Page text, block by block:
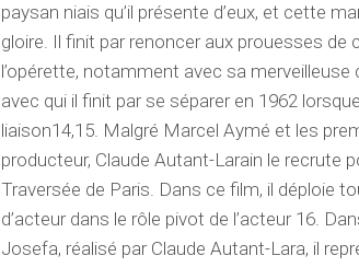
paysan niais qu’il présente d’eux, et cette
gloire. Il finit par renoncer aux prouesses de
l’opérette, notamment avec sa
avec qui il finit par se séparer en 1962
liaison14,15. Malgré Marcel Aymé et les
producteur, Claude Autant-Larain le recrute
Traversée de Paris. Dans ce film, il déploie
d’acteur dans le rôle pivot de l’acteur 16.
Josefa, réalisé par Claude Autant-Lara, il